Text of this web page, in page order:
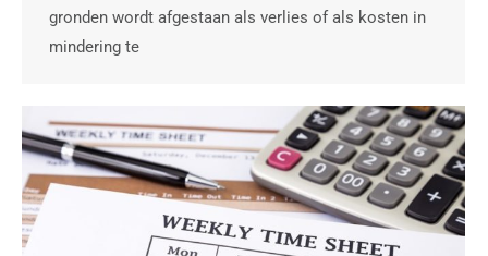
gronden wordt afgestaan als verlies of als kosten in
mindering te